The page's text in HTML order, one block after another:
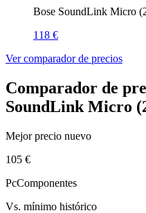
Bose SoundLink Micro
118 €
Ver comparador de precios
Comparador de
SoundLink Micro
Mejor precio nuevo
105 €
PcComponentes
Vs. mínimo histórico